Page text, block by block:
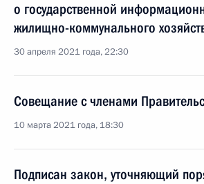
о государственной
жилищно-коммунального
30 апреля 2021 года, 22:30
Совещание с членами
10 марта 2021 года, 18:30
Подписан закон, уточняющий